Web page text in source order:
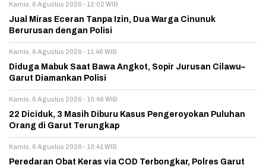
Kamis, 6 Agustus 2026 - 12:02 WIB
Jual Miras Eceran Tanpa Izin, Dua Warga Cinunuk
Berurusan dengan Polisi
Kamis, 6 Agustus 2026 - 11:46 WIB
Diduga Mabuk Saat Bawa Angkot, Sopir Jurusan Cilawu–
Garut Diamankan Polisi
Kamis, 6 Agustus 2026 - 10:46 WIB
22 Diciduk, 3 Masih Diburu Kasus Pengeroyokan Puluhan
Orang di Garut Terungkap
Kamis, 6 Agustus 2026 - 10:41 WIB
Peredaran Obat Keras via COD Terbongkar, Polres Garut